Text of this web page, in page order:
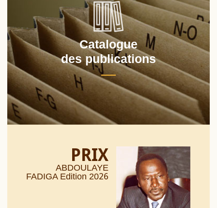
Catalogue
des publications
PRIX
ABDOULAYE
FADIGA Edition 2026